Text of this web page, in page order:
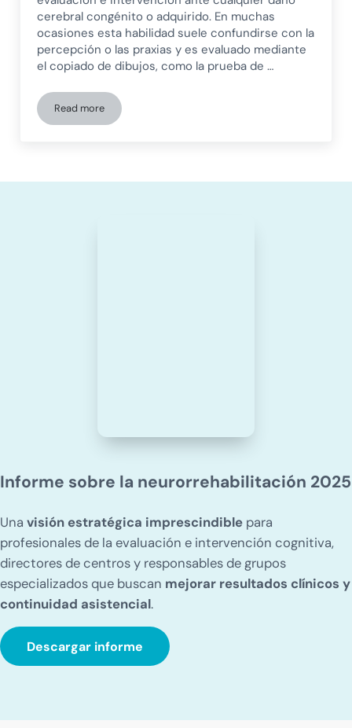
cerebral congénito o adquirido. En muchas
ocasiones esta habilidad suele confundirse con la
percepción o las praxias y es evaluado mediante
el copiado de dibujos, como la prueba de …
Read moreRehabilitación neuropsicológica de las habilidades
Informe sobre la neurorrehabilitación 2025
Unavisión estratégica imprescindible para
profesionales de la evaluación e intervención cognitiva,
directores de centros y responsables de grupos
especializados que buscan mejorar resultados clínicos y
continuidad asistencial.
Descargar informe